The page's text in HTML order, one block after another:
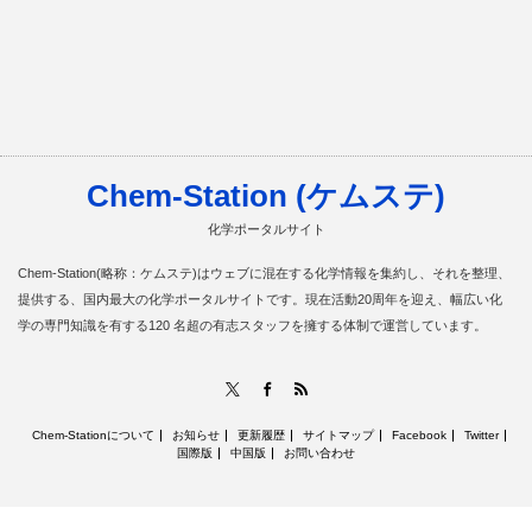
Chem-Station (ケムステ)
化学ポータルサイト
Chem-Station(略称：ケムステ)はウェブに混在する化学情報を集約し、それを整理、
提供する、国内最大の化学ポータルサイトです。現在活動20周年を迎え、幅広い化
学の専門知識を有する120 名超の有志スタッフを擁する体制で運営しています。
Facebook
Chem-Stationについて お知らせ 更新履歴 サイトマップ Facebook
Twitter
国際版
中国版 お問い合わせ